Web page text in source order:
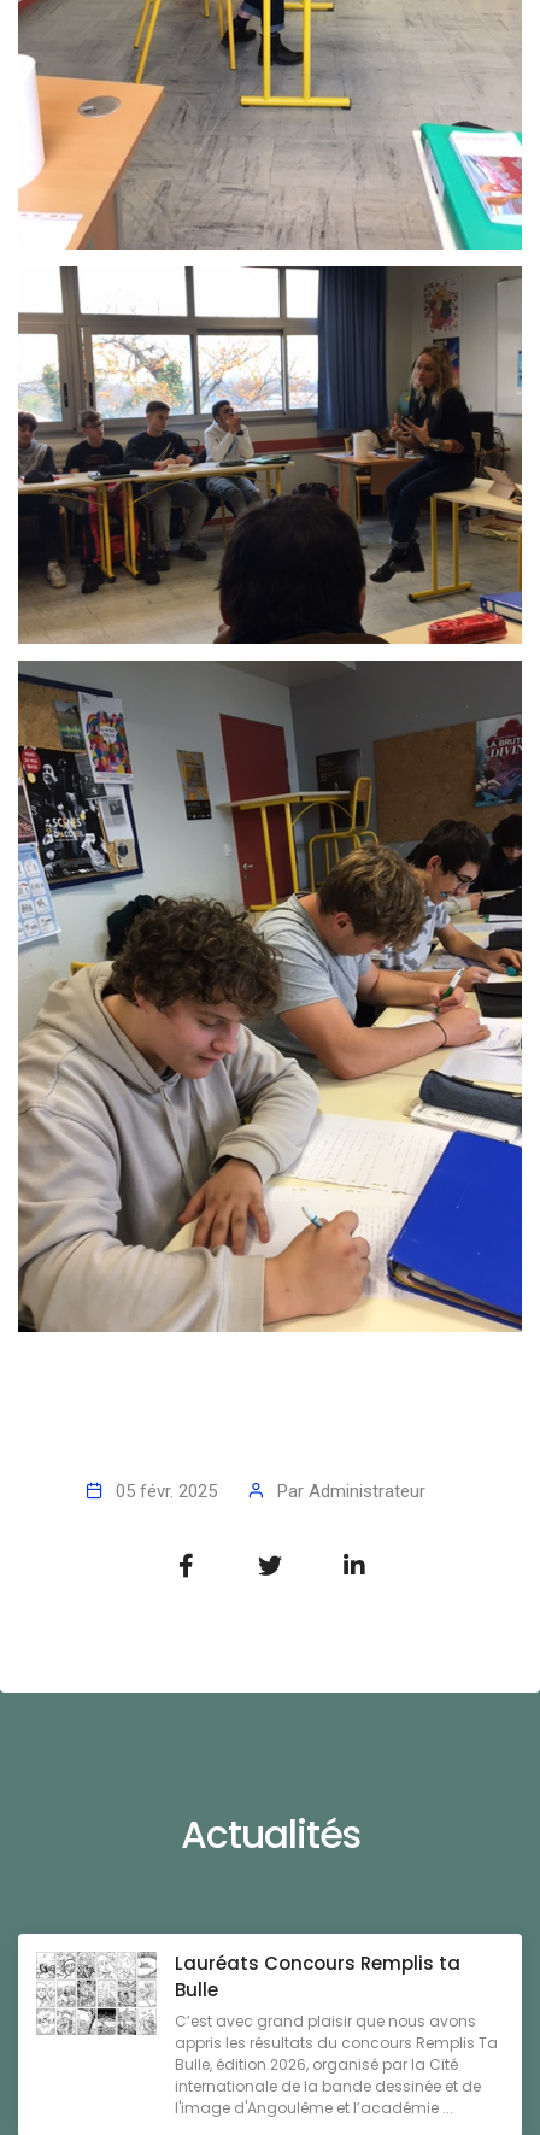
05 févr. 2025 Par Administrateur
Actualités
Lauréats Concours Remplis ta
Bulle
C’est avec grand plaisir que nous avons
appris les résultats du concours Remplis Ta
Bulle, édition 2026, organisé par la Cité
internationale de la bande dessinée et de
l'image d'Angoulême et l’académie ...